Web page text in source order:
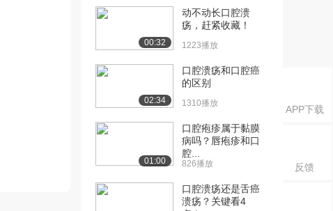
APP下载
反馈
00:32
动不动长口腔溃
疡，赶紧收藏！
1223播放
02:34
口腔溃疡和口腔癌
的区别
1310播放
01:00
口腔疱疹属于黏膜
病吗？唇疱疹和口
腔...
826播放
口腔溃疡还是舌癌
溃疡？关键看4